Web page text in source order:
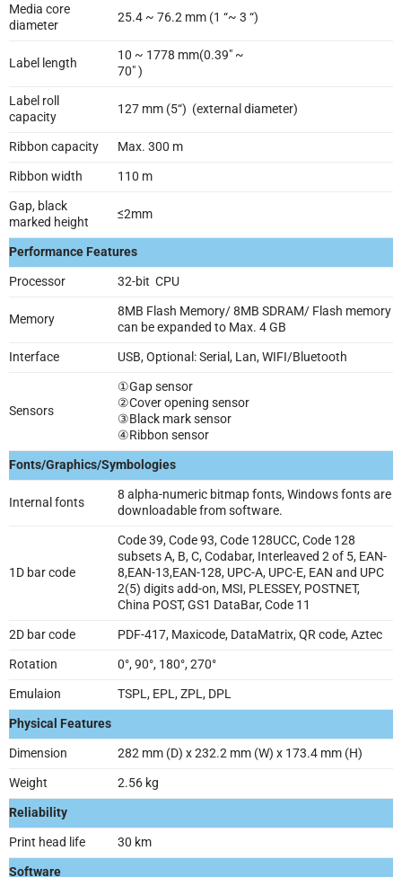
Media core
diameter
25.4 ~ 76.2 mm (1 “~ 3 “)
Label length
10 ~ 1778 mm(0.39″ ~
70″ )
Label roll
capacity
127 mm (5“) (external diameter)
Ribbon capacity
Max. 300 m
Ribbon width
110 m
Gap, black
marked height
≤2mm
Performance Features
Processor
32-bit CPU
Memory
8MB Flash Memory/ 8MB SDRAM/ Flash memory
can be expanded to Max. 4 GB
Interface
USB, Optional: Serial, Lan, WIFI/Bluetooth
Sensors
①Gap sensor
②Cover opening sensor
③Black mark sensor
④Ribbon sensor
Fonts/Graphics/Symbologies
Internal fonts
8 alpha-numeric bitmap fonts, Windows fonts are
downloadable from software.
1D bar code
Code 39, Code 93, Code 128UCC, Code 128
subsets A, B, C, Codabar, Interleaved 2 of 5, EAN-
8,EAN-13,EAN-128, UPC-A, UPC-E, EAN and UPC
2(5) digits add-on, MSI, PLESSEY, POSTNET,
China POST, GS1 DataBar, Code 11
2D bar code
PDF-417, Maxicode, DataMatrix, QR code, Aztec
Rotation
0°, 90°, 180°, 270°
Emulaion
TSPL, EPL, ZPL, DPL
Physical Features
Dimension
282 mm (D) x 232.2 mm (W) x 173.4 mm (H)
Weight
2.56 kg
Reliability
Print head life
30 km
Software